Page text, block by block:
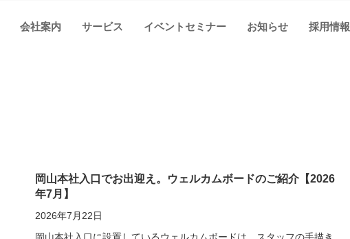
会社案内 サービス イベントセミナー お知らせ 採用情報
岡山本社入口でお出迎え。ウェルカムボードのご紹介【2026
年7月】
2026年7月22日